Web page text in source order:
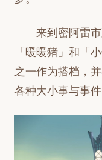
来到密阿雷
「暖暖猪」和「
之一作为搭档，
各种大小事与事件